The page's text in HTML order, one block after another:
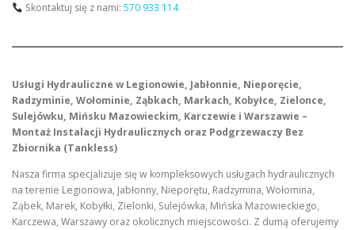
Skontaktuj się z nami: 570 933 114
Usługi Hydrauliczne w Legionowie, Jabłonnie, Nieporęcie,
Radzyminie, Wołominie, Ząbkach, Markach, Kobyłce, Zielonce,
Sulejówku, Mińsku Mazowieckim, Karczewie i Warszawie –
Montaż Instalacji Hydraulicznych oraz Podgrzewaczy Bez
Zbiornika (Tankless)
Nasza firma specjalizuje się w kompleksowych usługach hydraulicznych
na terenie Legionowa, Jabłonny, Nieporętu, Radzymina, Wołomina,
Ząbek, Marek, Kobyłki, Zielonki, Sulejówka, Mińska Mazowieckiego,
Karczewa, Warszawy oraz okolicznych miejscowości. Z dumą oferujemy